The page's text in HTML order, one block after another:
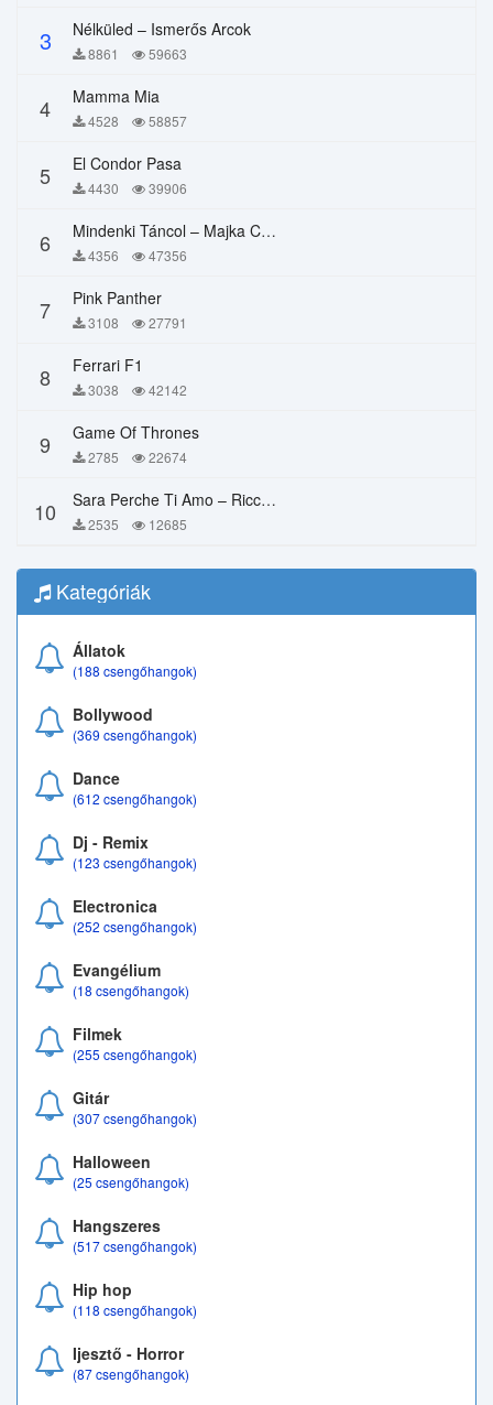
3 Nélküled – Ismerős Arcok
8861 59663
4 Mamma Mia
4528 58857
5 El Condor Pasa
4430 39906
6 Mindenki Táncol – Majka Curtis, Péter Majoros
4356 47356
7 Pink Panther
3108 27791
8 Ferrari F1
3038 42142
9 Game Of Thrones
2785 22674
10 Sara Perche Ti Amo – Ricchi E Poveri
2535 12685
Kategóriák
Állatok
(188 csengőhangok)
Bollywood
(369 csengőhangok)
Dance
(612 csengőhangok)
Dj - Remix
(123 csengőhangok)
Electronica
(252 csengőhangok)
Evangélium
(18 csengőhangok)
Filmek
(255 csengőhangok)
Gitár
(307 csengőhangok)
Halloween
(25 csengőhangok)
Hangszeres
(517 csengőhangok)
Hip hop
(118 csengőhangok)
Ijesztő - Horror
(87 csengőhangok)